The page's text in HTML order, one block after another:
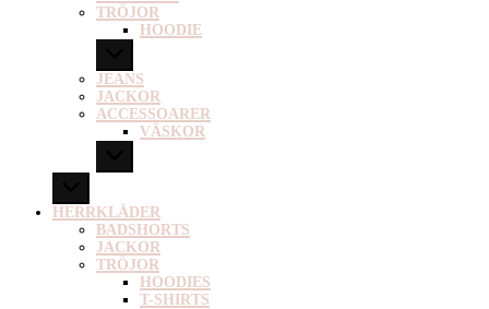
TRÖJOR
HOODIE
JEANS
JACKOR
ACCESSOARER
VÄSKOR
HERRKLÄDER
BADSHORTS
JACKOR
TRÖJOR
HOODIES
T-SHIRTS